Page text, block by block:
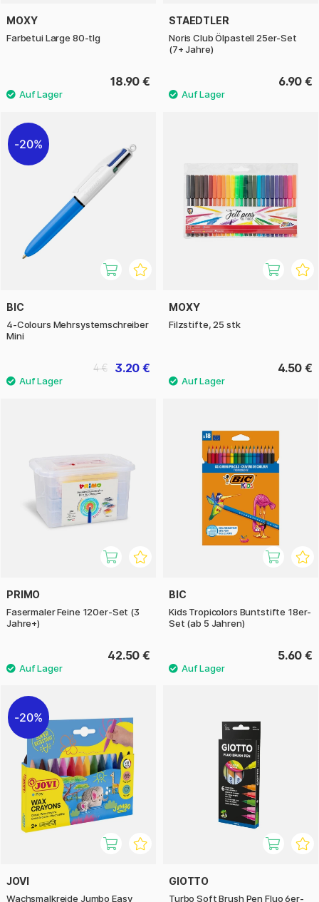
MOXY
Farbetui Large 80-tlg
18.90 €
STAEDTLER
Noris Club Ölpastell 25er-Set
(7+ Jahre)
6.90 €
20%
BIC
4-Colours Mehrsystemschreiber
Mini
3.20 €
4 €
MOXY
Filzstifte, 25 stk
4.50 €
PRIMO
Fasermaler Feine 120er-Set (3
Jahre+)
42.50 €
BIC
Kids Tropicolors Buntstifte 18er-
Set (ab 5 Jahren)
5.60 €
20%
JOVI
Wachsmalkreide Jumbo Easy
GIOTTO
Turbo Soft Brush Pen Fluo 6er-